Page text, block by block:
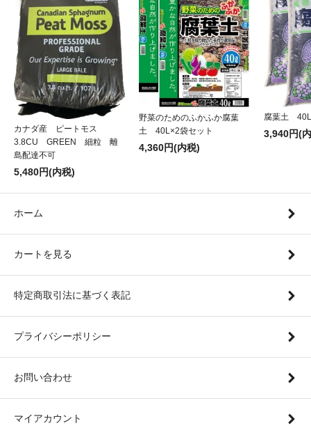
カナダ産 ピートモス
3.8CU GREEN 細粒 離
島配達不可
5,480円(内税)
野菜のためのふかふか腐葉
土 40L×2袋セット
4,360円(内税)
腐葉土
3,940円(
ホーム
カートを見る
特定商取引法に基づく表記
プライバシーポリシー
お問い合わせ
マイアカウント